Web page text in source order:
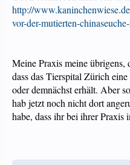
http://
vor-der-mutierten-
Meine Praxis meine übrigens,
dass das Tierspital Zürich
oder demnächst erhält. Aber
hab jetzt noch nicht dort
habe, dass ihr bei ihrer Praxis